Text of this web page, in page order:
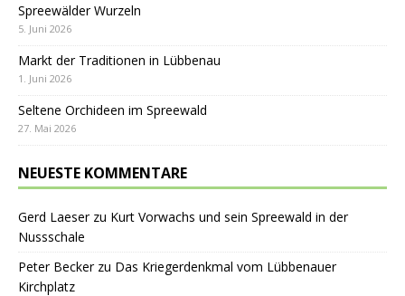
Spreewälder Wurzeln
5. Juni 2026
Markt der Traditionen in Lübbenau
1. Juni 2026
Seltene Orchideen im Spreewald
27. Mai 2026
NEUESTE KOMMENTARE
Gerd Laeserzu Kurt Vorwachs und sein Spreewald in der
Nussschale
Peter Beckerzu Das Kriegerdenkmal vom Lübbenauer
Kirchplatz